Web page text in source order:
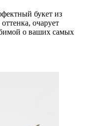
букет из
очарует
о ваших самых